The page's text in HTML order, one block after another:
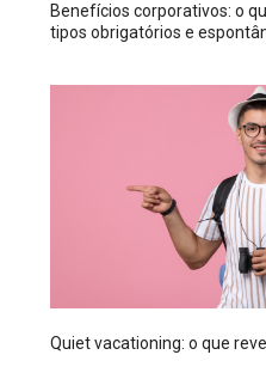
Benefícios corporativos: o
tipos obrigatórios e
Quiet vacationing: o que